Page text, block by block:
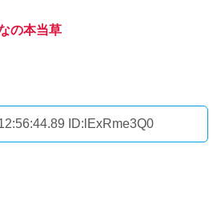
の本当草
ID:lExRme3Q0